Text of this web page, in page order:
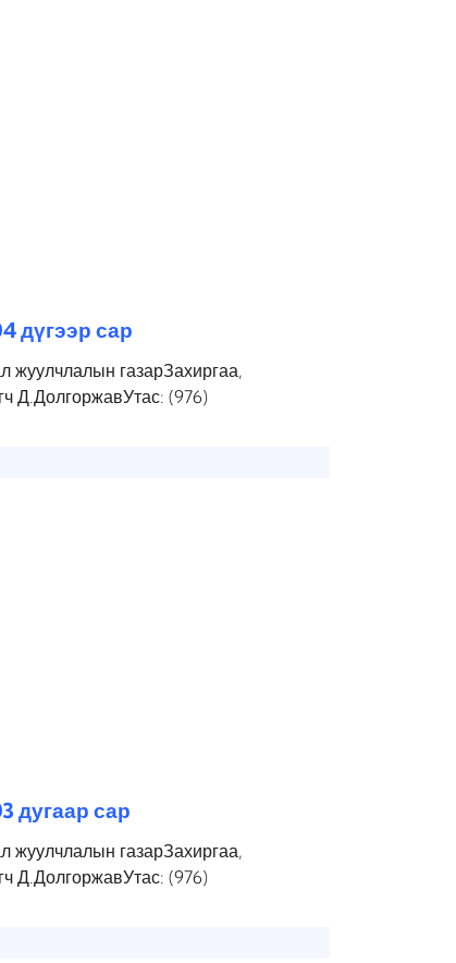
дүгээр сар
жуулчлалын газарЗахиргаа,
Д.ДолгоржавУтас: (976)
дугаар сар
жуулчлалын газарЗахиргаа,
Д.ДолгоржавУтас: (976)